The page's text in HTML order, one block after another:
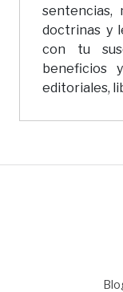
sentencias,
doctrinas y
con tu
beneficios
editoriales,